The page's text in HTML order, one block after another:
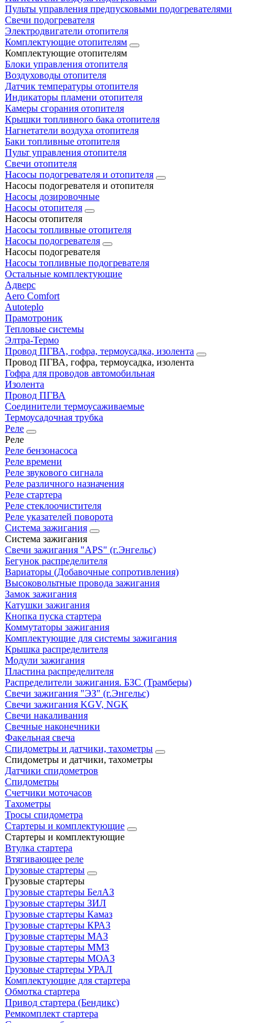
Пульты управления предпусковыми подогревателями
Свечи подогревателя
Электродвигатели отопителя
Комплектующие отопителям
Комплектующие отопителям
Блоки управления отопителя
Воздуховоды отопителя
Датчик температуры отопителя
Индикаторы пламени отопителя
Камеры сгорания отопителя
Крышки топливного бака отопителя
Нагнетатели воздуха отопителя
Баки топливные отопителя
Пульт управления отопителя
Свечи отопителя
Насосы подогревателя и отопителя
Насосы подогревателя и отопителя
Насосы дозировочные
Насосы отопителя
Насосы отопителя
Насосы топливные отопителя
Насосы подогревателя
Насосы подогревателя
Насосы топливные подогревателя
Остальные комплектующие
Адверс
Aero Comfort
Autoteplo
Прамотроник
Тепловые системы
Элтра-Термо
Провод ПГВА, гофра, термоусадка, изолента
Провод ПГВА, гофра, термоусадка, изолента
Гофра для проводов автомобильная
Изолента
Провод ПГВА
Соединители термоусаживаемые
Термоусадочная трубка
Реле
Реле
Реле бензонасоса
Реле времени
Реле звукового сигнала
Реле различного назначения
Реле стартера
Реле стеклоочистителя
Реле указателей поворота
Система зажигания
Система зажигания
Свечи зажигания "APS" (г.Энгельс)
Бегунок распределителя
Вариаторы (Добавочные сопротивления)
Высоковольтные провода зажигания
Замок зажигания
Катушки зажигания
Кнопка пуска стартера
Коммутаторы зажигания
Комплектующие для системы зажигания
Крышка распределителя
Модули зажигания
Пластина распределителя
Распределители зажигания. БЗС (Трамберы)
Свечи зажигания "ЭЗ" (г.Энгельс)
Свечи зажигания KGV, NGK
Свечи накаливания
Свечные наконечники
Факельная свеча
Спидометры и датчики, тахометры
Спидометры и датчики, тахометры
Датчики спидометров
Спидометры
Счетчики моточасов
Тахометры
Тросы спидометра
Стартеры и комплектующие
Стартеры и комплектующие
Втулка стартера
Втягивающее реле
Грузовые стартеры
Грузовые стартеры
Грузовые стартеры БелАЗ
Грузовые стартеры ЗИЛ
Грузовые стартеры Камаз
Грузовые стартеры КРАЗ
Грузовые стартеры МАЗ
Грузовые стартеры ММЗ
Грузовые стартеры МОАЗ
Грузовые стартеры УРАЛ
Комплектующие для стартера
Обмотка стартера
Привод стартера (Бендикс)
Ремкомплект стартера